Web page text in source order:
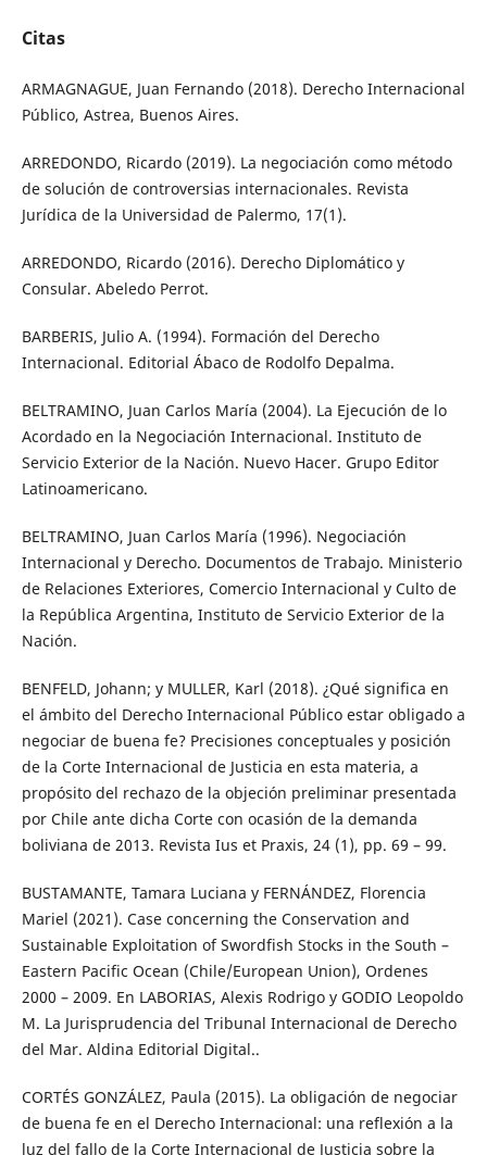
Citas
ARMAGNAGUE, Juan Fernando (2018). Derecho Internacional
Público, Astrea, Buenos Aires.
ARREDONDO, Ricardo (2019). La negociación como método
de solución de controversias internacionales. Revista
Jurídica de la Universidad de Palermo, 17(1).
ARREDONDO, Ricardo (2016). Derecho Diplomático y
Consular. Abeledo Perrot.
BARBERIS, Julio A. (1994). Formación del Derecho
Internacional. Editorial Ábaco de Rodolfo Depalma.
BELTRAMINO, Juan Carlos María (2004). La Ejecución de lo
Acordado en la Negociación Internacional. Instituto de
Servicio Exterior de la Nación. Nuevo Hacer. Grupo Editor
Latinoamericano.
BELTRAMINO, Juan Carlos María (1996). Negociación
Internacional y Derecho. Documentos de Trabajo. Ministerio
de Relaciones Exteriores, Comercio Internacional y Culto de
la República Argentina, Instituto de Servicio Exterior de la
Nación.
BENFELD, Johann; y MULLER, Karl (2018). ¿Qué significa en
el ámbito del Derecho Internacional Público estar obligado a
negociar de buena fe? Precisiones conceptuales y posición
de la Corte Internacional de Justicia en esta materia, a
propósito del rechazo de la objeción preliminar presentada
por Chile ante dicha Corte con ocasión de la demanda
boliviana de 2013. Revista Ius et Praxis, 24 (1), pp. 69 – 99.
BUSTAMANTE, Tamara Luciana y FERNÁNDEZ, Florencia
Mariel (2021). Case concerning the Conservation and
Sustainable Exploitation of Swordfish Stocks in the South –
Eastern Pacific Ocean (Chile/European Union), Ordenes
2000 – 2009. En LABORIAS, Alexis Rodrigo y GODIO Leopoldo
M. La Jurisprudencia del Tribunal Internacional de Derecho
del Mar. Aldina Editorial Digital..
CORTÉS GONZÁLEZ, Paula (2015). La obligación de negociar
de buena fe en el Derecho Internacional: una reflexión a la
luz del fallo de la Corte Internacional de Justicia sobre la